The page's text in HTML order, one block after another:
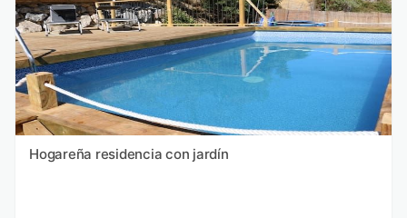
Hogareña residencia con jardín